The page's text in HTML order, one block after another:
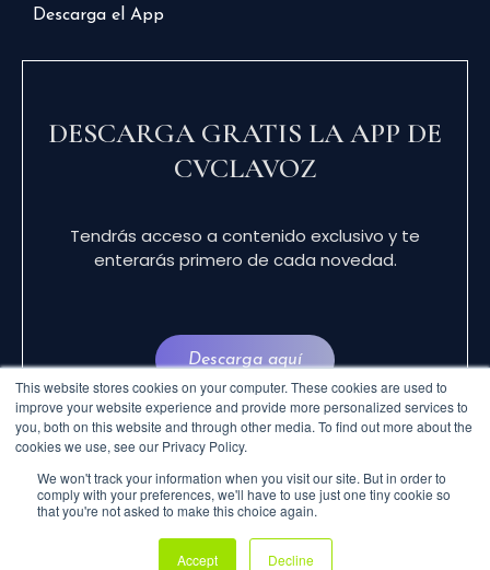
This website stores cookies on your computer. These cookies are used to
improve your website experience and provide more personalized services to
you, both on this website and through other media. To find out more about the
cookies we use, see our Privacy Policy.
We won't track your information when you visit our site. But in order to
comply with your preferences, we'll have to use just one tiny cookie so
that you're not asked to make this choice again.
Accept Decline
Descarga el App
DESCARGA GRATIS LA APP DE
CVCLAVOZ
Tendrás acceso a contenido exclusivo y te
enterarás primero de cada novedad.
Descarga aquí
© 2024 CVCLAVOZ . TODOS LOS DERECHOS